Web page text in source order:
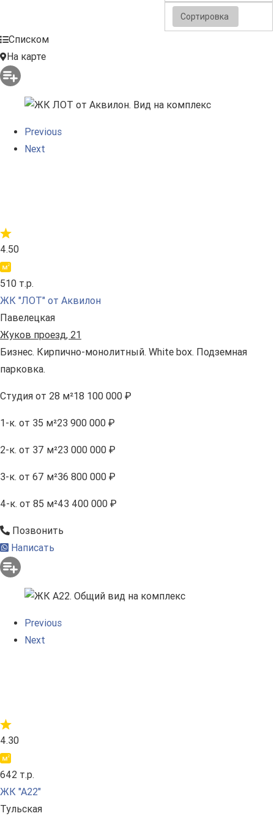
Сортировка
Списком
На карте
Previous
Next
4.50
510 т.р.
ЖК "ЛОТ" от Аквилон
Павелецкая
Жуков проезд, 21
Бизнес. Кирпично-монолитный. White box. Подземная
парковка.
Студия от 28 м²18 100 000 ₽
1-к. от 35 м²23 900 000 ₽
2-к. от 37 м²23 000 000 ₽
3-к. от 67 м²36 800 000 ₽
4-к. от 85 м²43 400 000 ₽
Позвонить
Написать
Previous
Next
4.30
642 т.р.
ЖК "А22"
Тульская